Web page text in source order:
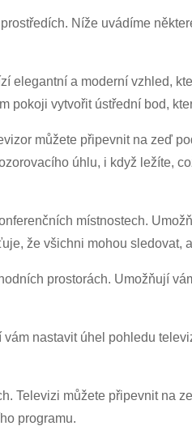
Níže uvádíme
elegantní a moderní vzhled,
pokoji vytvořit ústřední bod,
můžete připevnit na zeď
úhlu, i když ležíte,
místnostech.
že všichni mohou sledovat,
prostorách. Umožňují
nastavit úhel pohledu
Televizi můžete připevnit na
programu.